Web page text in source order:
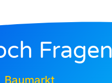
Baumarkt